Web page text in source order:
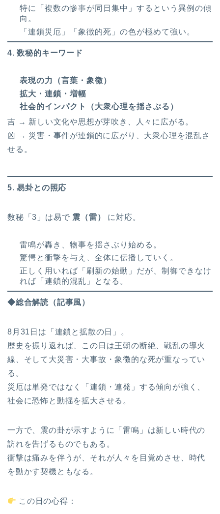
特に「複数の惨事が同日集中」するという異例の傾
向。
「連鎖災厄」「象徴的死」の色が極めて強い。
4. 数秘的キーワード
表現の力（言葉・象徴）
拡大・連鎖・増幅
社会的インパクト（大衆心理を揺さぶる）
吉 → 新しい文化や思想が芽吹き、人々に広がる。
凶 → 災害・事件が連鎖的に広がり、大衆心理を混乱さ
せる。
5. 易卦との照応
数秘「3」は易で 震（雷） に対応。
雷鳴が轟き、物事を揺さぶり始める。
驚愕と衝撃を与え、全体に伝播していく。
正しく用いれば「刷新の始動」だが、制御できなけ
れば「連鎖的混乱」となる。
◆総合解読（記事風）
8月31日は「連鎖と拡散の日」。
歴史を振り返れば、この日は王朝の断絶、戦乱の導火
線、そして大災害・大事故・象徴的な死が重なってい
る。
災厄は単発ではなく「連鎖・連発」する傾向が強く、
社会に恐怖と動揺を拡大させる。
一方で、震の卦が示すように「雷鳴」は新しい時代の
訪れを告げるものでもある。
衝撃は痛みを伴うが、それが人々を目覚めさせ、時代
を動かす契機ともなる。
この日の心得：